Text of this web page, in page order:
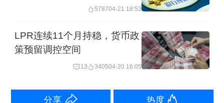
4月以来，利率债“小牛市”行情不断强
化，超长债表现尤为强劲，期限利差一
度压降至50BP以内。近日，随着10年期
578704-21 18:53
LPR连续11个月持稳，货币政
策预留调控空间
13 340504-20 16:05
分享 热度